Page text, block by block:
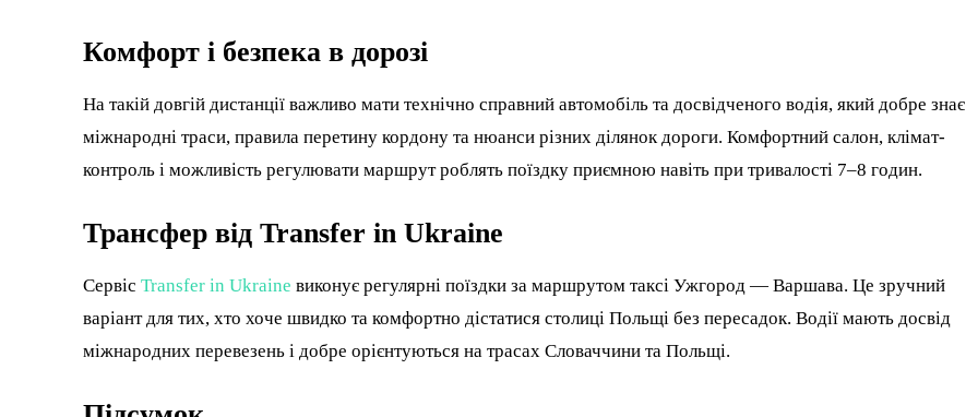
Комфорт і безпека в дорозі
На такій довгій дистанції важливо мати технічно справний автомобіль та досвідченого водія, який добре знає
міжнародні траси, правила перетину кордону та нюанси різних ділянок дороги. Комфортний салон, клімат-
контроль і можливість регулювати маршрут роблять поїздку приємною навіть при тривалості 7–8 годин.
Трансфер від Transfer in Ukraine
Сервіс Transfer in Ukraine виконує регулярні поїздки за маршрутом таксі Ужгород — Варшава. Це зручний
варіант для тих, хто хоче швидко та комфортно дістатися столиці Польщі без пересадок. Водії мають досвід
міжнародних перевезень і добре орієнтуються на трасах Словаччини та Польщі.